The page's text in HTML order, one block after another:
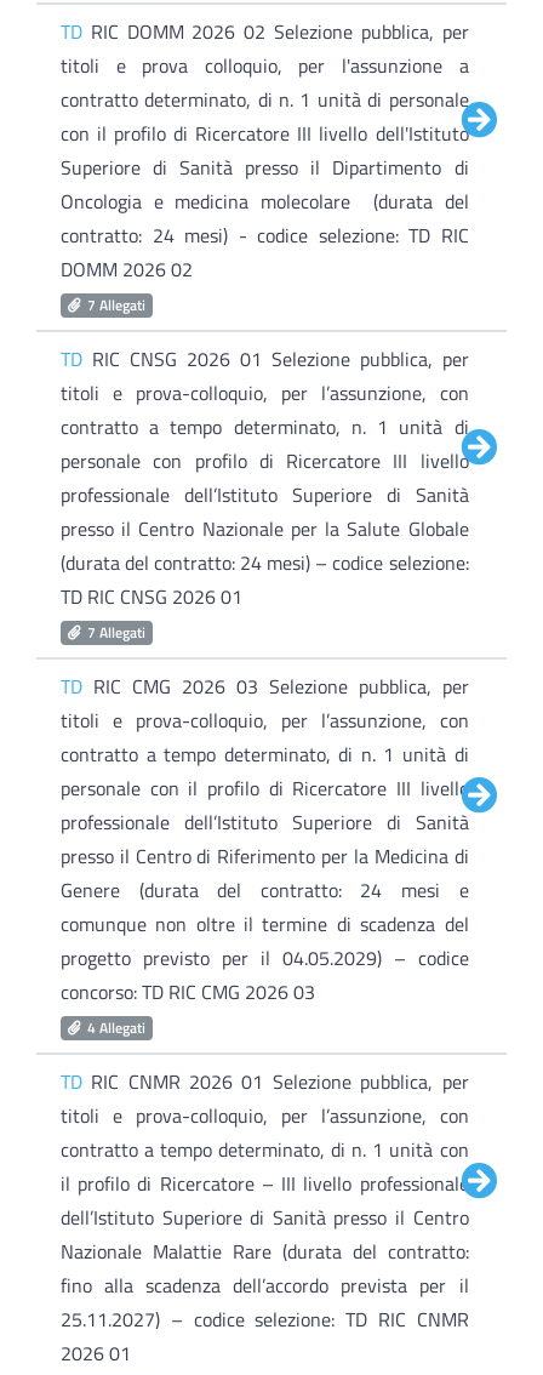
TD RIC DOMM 2026 02 Selezione pubblica, per
titoli e prova colloquio, per l'assunzione a
contratto determinato, di n. 1 unità di personale
con il profilo di Ricercatore III livello dell'Istituto
Superiore di Sanità presso il Dipartimento di
Oncologia e medicina molecolare (durata del
contratto: 24 mesi) - codice selezione: TD RIC
DOMM 2026 02
7 Allegati
TD RIC CNSG 2026 01 Selezione pubblica, per
titoli e prova-colloquio, per l’assunzione, con
contratto a tempo determinato, n. 1 unità di
personale con profilo di Ricercatore III livello
professionale dell’Istituto Superiore di Sanità
presso il Centro Nazionale per la Salute Globale
(durata del contratto: 24 mesi) – codice selezione:
TD RIC CNSG 2026 01
7 Allegati
TD RIC CMG 2026 03 Selezione pubblica, per
titoli e prova-colloquio, per l’assunzione, con
contratto a tempo determinato, di n. 1 unità di
personale con il profilo di Ricercatore III livello
professionale dell’Istituto Superiore di Sanità
presso il Centro di Riferimento per la Medicina di
Genere (durata del contratto: 24 mesi e
comunque non oltre il termine di scadenza del
progetto previsto per il 04.05.2029) – codice
concorso: TD RIC CMG 2026 03
4 Allegati
TD RIC CNMR 2026 01 Selezione pubblica, per
titoli e prova-colloquio, per l’assunzione, con
contratto a tempo determinato, di n. 1 unità con
il profilo di Ricercatore – III livello professionale
dell’Istituto Superiore di Sanità presso il Centro
Nazionale Malattie Rare (durata del contratto:
fino alla scadenza dell’accordo prevista per il
25.11.2027) – codice selezione: TD RIC CNMR
2026 01